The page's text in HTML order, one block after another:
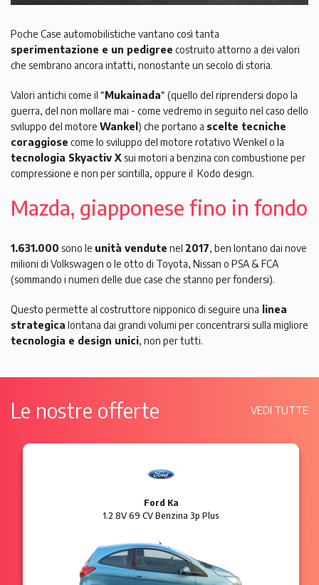
Poche Case automobilistiche vantano così tanta
sperimentazione e un pedigree costruito attorno a dei valori
che sembrano ancora intatti, nonostante un secolo di storia.
Valori antichi come il “Mukainada“ (quello del riprendersi dopo la
guerra, del non mollare mai - come vedremo in seguito nel caso dello
sviluppo del motore Wankel ) che portano a scelte tecniche
coraggiose come lo sviluppo del motore rotativo Wenkel o la
tecnologia Skyactiv Xsui motori a benzina con combustione per
compressione e non per scintilla, oppure il Kodo design.
Mazda, giapponese fino in fondo
1.631.000 sono le unità vendute nel 2017, ben lontano dai nove
milioni di Volkswagen o le otto di Toyota, Nissan o PSA & FCA
(sommando i numeri delle due case che stanno per fondersi).
Questo permette al costruttore nipponico di seguire una linea
strategica lontana dai grandi volumi per concentrarsi sulla migliore
tecnologia e design unici, non per tutti.
Le nostre offerte VEDI TUTTE
Ford Ka
1.2 8V 69 CV Benzina 3p Plus